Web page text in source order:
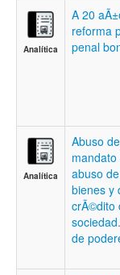
Contacto
Iniciar sesión
Analítica
A 20
reforma
penal
Analítica
Abuso de
mandato
abuso
bienes y
crÃ©dito
de